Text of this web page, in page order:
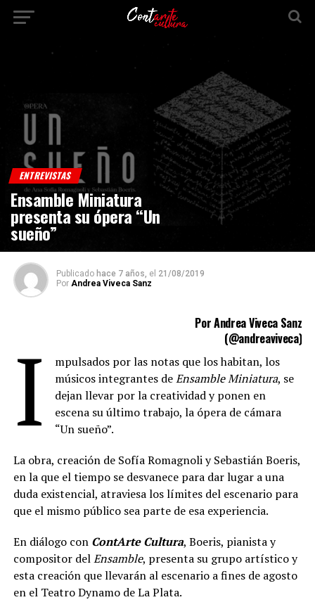
ENTREVISTAS
Ensamble Miniatura
presenta su ópera “Un
sueño”
Publicado hace 7 años, el 21/08/2019
Por Andrea Viveca Sanz
Por Andrea Viveca Sanz
(@andreaviveca)
I
mpulsados por las notas que los habitan, los
músicos integrantes deEnsamble Miniatura, se
dejan llevar por la creatividad y ponen en
escena su último trabajo, la ópera de cámara
“Un sueño”.
La obra, creación de Sofía Romagnoli y Sebastián Boeris,
en la que el tiempo se desvanece para dar lugar a una
duda existencial, atraviesa los límites del escenario para
que el mismo público sea parte de esa experiencia.
En diálogo con ContArte Cultura, Boeris, pianista y
compositor delEnsamble, presenta su grupo artístico y
esta creación que llevarán al escenario a fines de agosto
en el Teatro Dynamo de La Plata.